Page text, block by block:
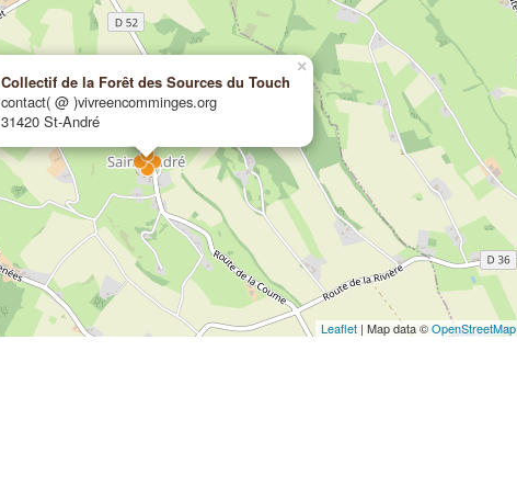
×
Collectif de la Forêt des Sources du Touch
contact( @ )vivreencomminges.org
31420 St-André
Leaflet | Map data ©OpenStreetMap